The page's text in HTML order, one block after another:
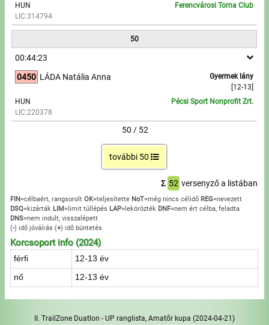
HUN
LIC:314794
Ferencvárosi Torna Club
50
00:44:23
0450
Gyermek lány
[12-13]
LÁDA Natália Anna
HUN
LIC:220378
Pécsi Sport Nonprofit Zrt.
50 / 52
további 50
Σ 52 versenyző a listában
FIN=célbaért, rangsorolt OK=teljesítette NoT=még nincs célidő REG=nevezett
DSQ=kizárták LIM=limit túllépés LAP=lekörözték DNF=nem ért célba, feladta
DNS=nem indult, visszalépett
(-) idő jóváírás (+) idő büntetés
Korcsoport info (2024)
férfi 12-13 év
nő 12-13 év
II. TrailZone Duatlon - UP ranglista, Amatőr kupa (2024-04-21)